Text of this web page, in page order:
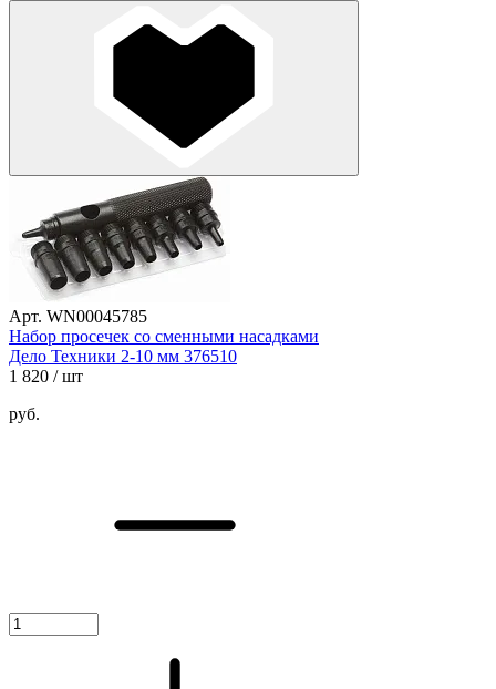
Арт. WN00045785
Набор просечек со сменными насадками
Дело Техники 2-10 мм 376510
1 820 / шт
руб.